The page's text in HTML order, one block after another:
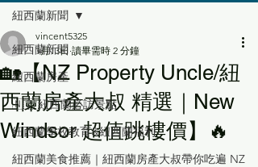
紐西蘭新聞
紐西蘭房產
🇳🇿 紐西蘭必訪景點
紐西蘭學校教育&紐西蘭福利
紐西蘭美食推薦｜紐西蘭房產大叔帶你吃遍 NZ
紐西蘭新聞
🏡【NZ Property Uncle/紐
西蘭房產大叔 精選｜New
Windsor 超值跳樓價】🔥
vincent5325
1月13日 讀畢需時 2 分鐘